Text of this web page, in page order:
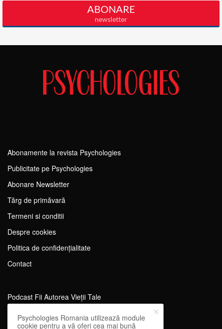
Abonamente la revista Psychologies
Publicitate pe Psychologies
Abonare Newsletter
Tărg de primăvară
Termeni si conditii
Despre cookies
Politica de confidențialitate
Contact
Podcast Fii Autorea Vieții Tale
Evenimente Fii Autoarea Vieții Tale!
Psychologies Romania utilizează module
cookie pentru a vă oferi cea mai bună